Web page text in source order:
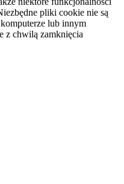
pliki cookie nie są
lub innym
z chwilą zamknięcia